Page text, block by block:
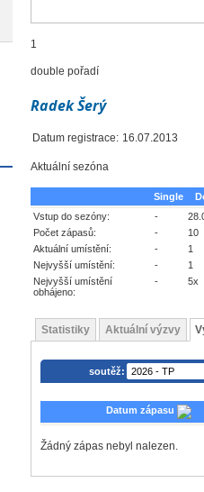
1
double pořadí
Radek Šerý
Datum registrace: 16.07.2013
Aktuální sezóna
Single
Vstup do sezóny:
-
Počet zápasů:
-
10
Aktuální umístění:
-
1
Nejvyšší umístění:
-
1
Nejvyšší umístění
obhájeno:
- 5x
Statistiky Aktuální výzvy
soutěž:
Datum zápasu
Žádný zápas nebyl nalezen.